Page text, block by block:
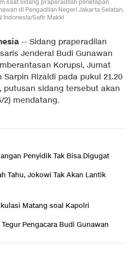
saat sidang praperadilan penetapan
di Pengadilan Negeri Jakarta Selatan,
Indonesia/Safir Makki
-- Sidang praperadilan
Jenderal Budi Gunawan
Korupsi, Jumat
Sarpin Rizaldi pada pukul 21.20
putusan sidang tersebut akan
2) mendatang.
Penyidik Tak Bisa Digugat
Tahu, Jokowi Tak Akan Lantik
Matang soal Kapolri
Pengacara Budi Gunawan